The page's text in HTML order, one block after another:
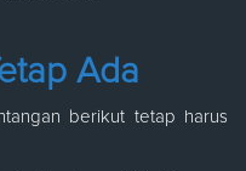
Ada
berikut tetap harus